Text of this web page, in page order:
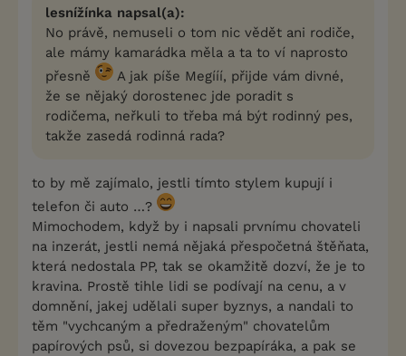
lesnížínka napsal(a):
No právě, nemuseli o tom nic vědět ani rodiče,
ale mámy kamarádka měla a ta to ví naprosto
přesně
A jak píše Megííí, přijde vám divné,
že se nějaký dorostenec jde poradit s
rodičema, neřkuli to třeba má být rodinný pes,
takže zasedá rodinná rada?
to by mě zajímalo, jestli tímto stylem kupují i
telefon či auto …?
Mimochodem, když by i napsali prvnímu chovateli
na inzerát, jestli nemá nějaká přespočetná štěňata,
která nedostala PP, tak se okamžitě dozví, že je to
kravina. Prostě tihle lidi se podívají na cenu, a v
domnění, jakej udělali super byznys, a nandali to
těm "vychcaným a předraženým" chovatelům
papírových psů, si dovezou bezpapíráka, a pak se